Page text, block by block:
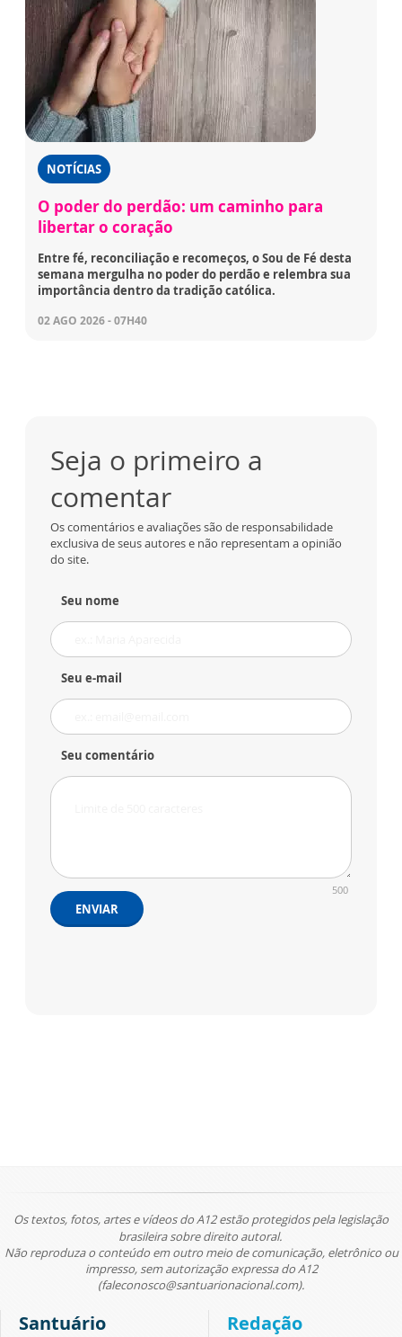
NOTÍCIAS
O poder do perdão: um caminho para
libertar o coração
Entre fé, reconciliação e recomeços, o Sou de Fé desta
semana mergulha no poder do perdão e relembra sua
importância dentro da tradição católica.
02 AGO 2026 - 07H40
Seja o primeiro a
comentar
Os comentários e avaliações são de responsabilidade
exclusiva de seus autores e não representam a opinião
do site.
Seu nome
Seu e-mail
Seu comentário
500
ENVIAR
Os textos, fotos, artes e vídeos do A12 estão protegidos pela legislação
brasileira sobre direito autoral.
Não reproduza o conteúdo em outro meio de comunicação, eletrônico ou
impresso, sem autorização expressa do A12
(faleconosco@santuarionacional.com).
Santuário Redação